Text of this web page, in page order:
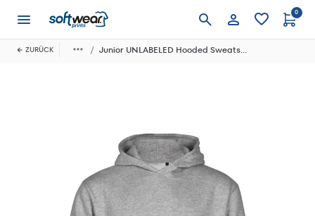
Anmelden
0
ZURÜCK Junior UNLABELED Hooded Sweatshirt